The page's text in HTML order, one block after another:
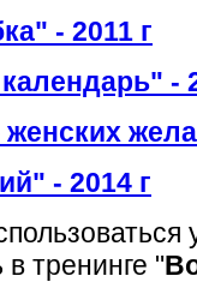
- 2011 г
-
- 2014 г
в тренинге "